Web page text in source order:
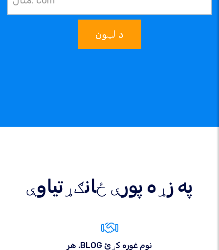
د لټون
په زړه پورې ځانګړتیاوې
هر .BLOG نوم غوره کړئ